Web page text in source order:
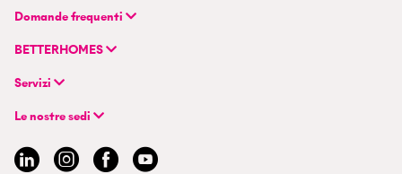
BETTERHOMES (Svizzera) SA
Sede principale
Flurstrasse 55
info@betterhomes.ch
Domande frequenti
FAQ | Valutazione-della-proprietà
FAQ | Diventare un agente immobiliare
BETTERHOMES
Azienda
Esperienze di BETTERHOMES
Lavoro
Sedi
Servizi
Cercare immobili
Stima dei beni immobili
Guida immobiliare
Le nostre sedi
Argovia
Basilea